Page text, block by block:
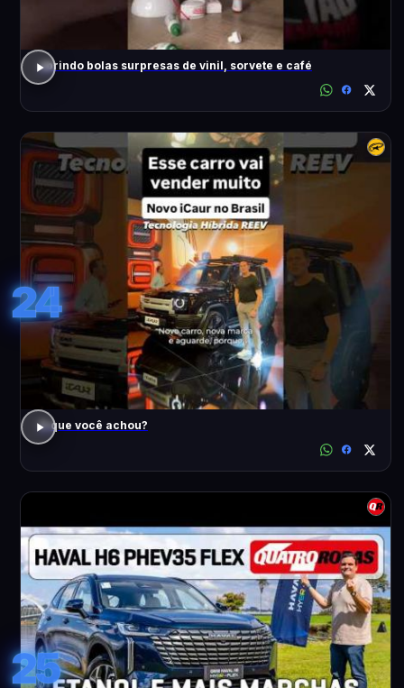
abrindo bolas surpresas de vinil, sorvete e café
24
O que você achou?
25